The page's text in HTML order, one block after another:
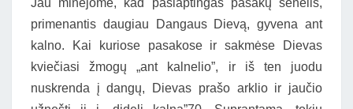
Jau minėjome, kad paslaptingas pasakų senelis,
primenantis daugiau Dangaus Dievą, gyvena ant
kalno. Kai kuriose pasakose ir sakmėse Dievas
kviečiasi žmogų „ant kalnelio”, ir iš ten juodu
nuskrenda į dangų, Dievas prašo arklio ir jaučio